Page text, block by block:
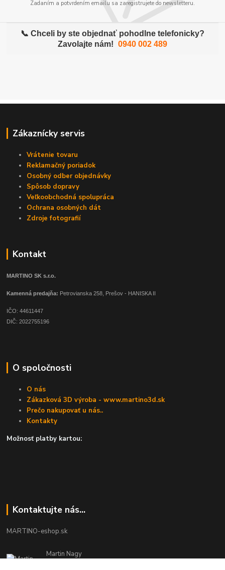
Zadaním a potvrdením emailu sa zaregistrujete do newsletteru.
📞 Chceli by ste objednať pohodlne telefonicky?
Zavolajte nám! 0940 002 489
Zákaznícky servis
Vrátenie tovaru
Reklamačný poriadok
Osobný odber objednávky
Spôsob dopravy
Veľkoobchodná spolupráca
Ochrana osobných dát
Zdroje fotografií
Kontakt
MARTINO SK s.r.o.
Kamenná predajňa: Petrovianska 258, Prešov - HANISKA II
IČO: 44611447
DIČ: 2022755196
O spoločnosti
O nás
Zákazková 3D výroba - www.martino3d.sk
Prečo nakupovať u nás..
Kontakty
Možnosť platby kartou:
Kontaktujte nás...
MARTINO-eshop.sk
Martin Nagy